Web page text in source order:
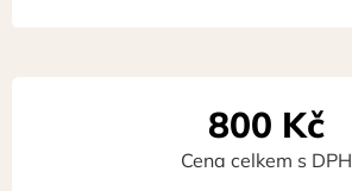
800 Kč
Cena celkem s DPH